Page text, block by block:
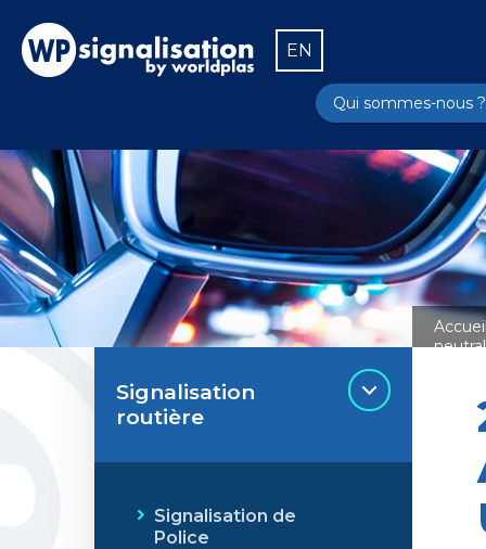
EN
Qui sommes-nous ?
Signalisation
routière
Signalisation de
Police